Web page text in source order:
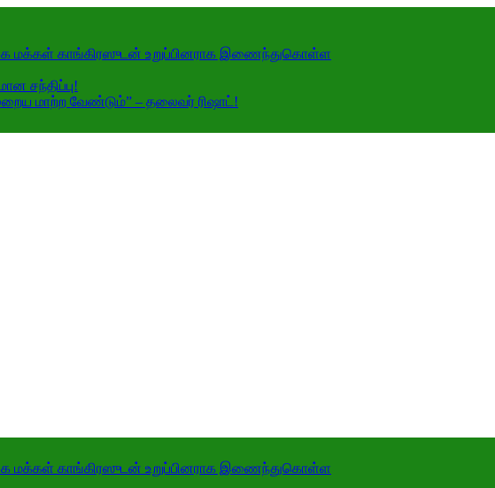
மக்கள் காங்கிரஸுடன் உறுப்பினராக இணைந்துகொள்ள
சந்திப்பு!
மாற்ற வேண்டும்” – தலைவர் ரிஷாட்!
மக்கள் காங்கிரஸுடன் உறுப்பினராக இணைந்துகொள்ள